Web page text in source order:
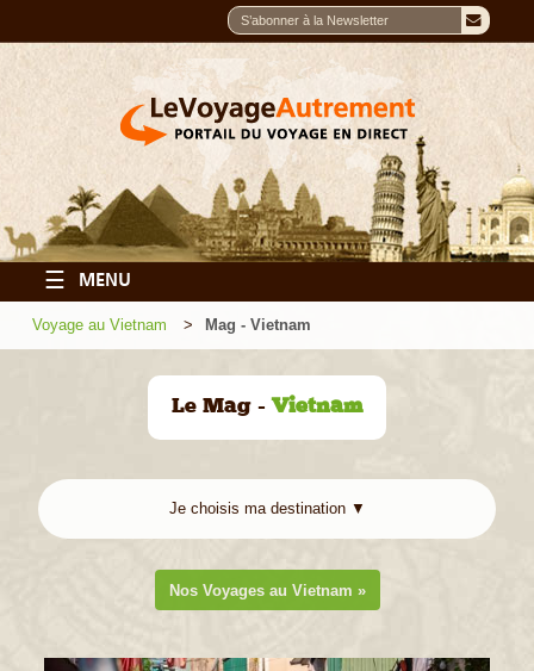
☰ MENU
Voyage au Vietnam Mag - Vietnam
Le Mag - Vietnam
Nos Voyages au Vietnam »